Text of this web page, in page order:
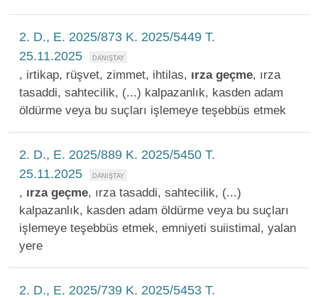
2. D., E. 2025/873 K. 2025/5449 T.
25.11.2025
, irtikap, rüşvet, zimmet, ihtilas, ırza geçme, ırza
tasaddi, sahtecilik, (...) kalpazanlık, kasden adam
öldürme veya bu suçları işlemeye teşebbüs etmek
2. D., E. 2025/889 K. 2025/5450 T.
25.11.2025
, ırza geçme, ırza tasaddi, sahtecilik, (...)
kalpazanlık, kasden adam öldürme veya bu suçları
işlemeye teşebbüs etmek, emniyeti suiistimal, yalan
yere
2. D., E. 2025/739 K. 2025/5453 T.